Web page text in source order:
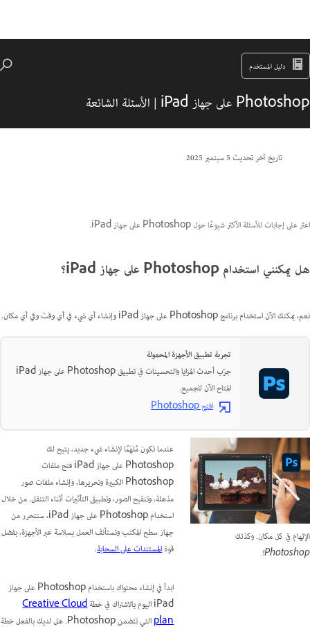
دليل المستخدم
Photoshop على جهاز iPad | الأسئلة الشائعة
تاريخ آخر تحديث5 سبتمبر 2025
اعثر على إجابات للأسئلة الأكثر شيوعًا حول Photoshop على جهاز iPad.
هل يمكنني استخدام Photoshop على جهاز iPad؟
نعم، يمكنك الآن استخدام برنامج Photoshop على جهاز iPad وإنشاء أي شيء في أي وقت وفي أي مكان.
تجربة تطبيق الأجهزة المحمولة
جرّب أحدث المزايا والتحسينات في تطبيق Photoshop على جهاز iPad
المتاح الآن للجميع.
افتح Photoshop
الإلهام في كل مكان. وكذلك
Photoshop!
عندما تكون مُلهَمًا لإنشاء شيء جديد، يتيح لك
Photoshop على جهاز iPad فتح ملفات
Photoshop الكبيرة وتحريرها، وإنشاء ملفات صور
مذهلة، وتنقيح الصور، وتطبيق التأثيرات أثناء التنقل. من خلال
استخدام Photoshop على جهاز iPad، ستتحرر من
جهاز سطح المكتب وتستأنف العمل بسلاسة عبر الأجهزة، بفضل
قوةالمستندات على السحابة.
ابدأ في إنشاء محتواك باستخدام Photoshop على جهاز
iPad اليوم بالاشتراك في خطة
Creative Cloud
plan
التي تتضمن Photoshop. هل لديك بالفعل خطة